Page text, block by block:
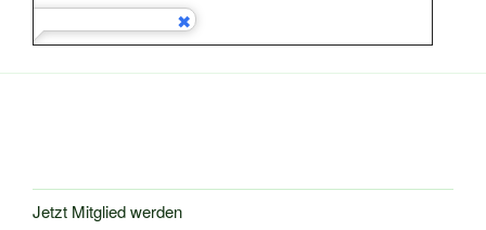
Jetzt Mitglied werden